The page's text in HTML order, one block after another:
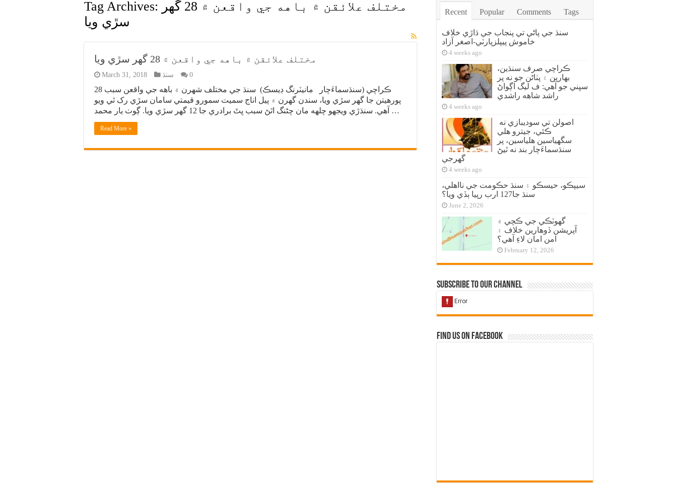
Tag Archives: مختلف علائقن ۾ باهه جي واقعن ۾ 28 گهر
سڙي ويا
مختلف علائقن ۾ باهه جي واقعن ۾ 28 گهر سڙي ويا
March 31, 2018 سنڌ 0
ڪراچي (سنڌسماءَچار مانيٽرنگ ڊيسڪ) سنڌ جي مختلف شهرن ۾ باهه جي واقعن سبب 28
پورهيتن جا گھر سڙي ويا، سندن گھرن ۾ پيل اناج سميت سمورو قيمتي سامان سڙي رک ٿي ويو
آهي. سنڌڙي ويجھو چلهه مان چڻنگ اٿڻ سبب ڀٽَ برادري جا 12 گھر سڙي ويا. ڳوٺ يار محمد …
Read More »
Recent Popular Comments Tags
سنڌ جي پاڻي تي پنجاب جي ڌاڙي خلاف
خاموش پيپلزپارٽي-اصغر آزاد
4 weeks ago
ڪراچي صرف سنڌين،
بهارين ۽ پٺاڻن جو نه پر
سڀني جو آهي: ف ليگ اڳواڻ
راشد شاهه راشدي
4 weeks ago
ڪئي، جيترو هلي
سگهياسين هلياسين، پر
سنڌسماءَچار بند نه ٿيڻ
گهرجي
4 weeks ago
سيپڪو، حيسڪو ۽ سنڌ حڪومت جي نااهلي،
سنڌ جا127 ارب رپيا ٻڏي ويا؟
June 2, 2026
گهوٽڪي جي ڪچي ۾
آپريشن ڏوهارين خلاف ۽
امن امان لاءِ آهي؟
February 12, 2026
Subscribe to our Channel
Find us on Facebook